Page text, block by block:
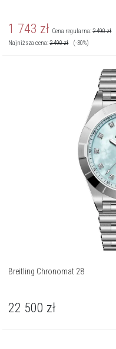
1 743 zł Cena regularna:2 490zł
Najniższa cena:2 490zł (-30%)
Breitling Chronomat 28
22 500 zł